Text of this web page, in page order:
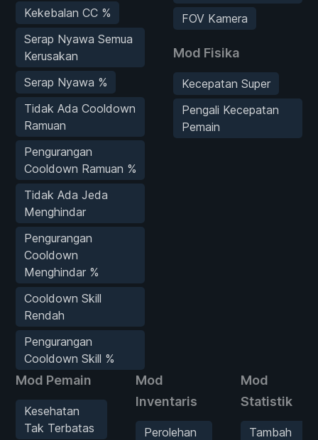
Kekebalan CC %
Serap Nyawa Semua
Kerusakan
Serap Nyawa %
Tidak Ada Cooldown
Ramuan
Pengurangan
Cooldown Ramuan %
Tidak Ada Jeda
Menghindar
Pengurangan
Cooldown
Menghindar %
Cooldown Skill
Rendah
Pengurangan
Cooldown Skill %
FOV Kamera
Mod Fisika
Kecepatan Super
Pengali Kecepatan
Pemain
Mod Pemain
Kesehatan
Tak Terbatas
Mod
Inventaris
Perolehan
Mod
Statistik
Tambah